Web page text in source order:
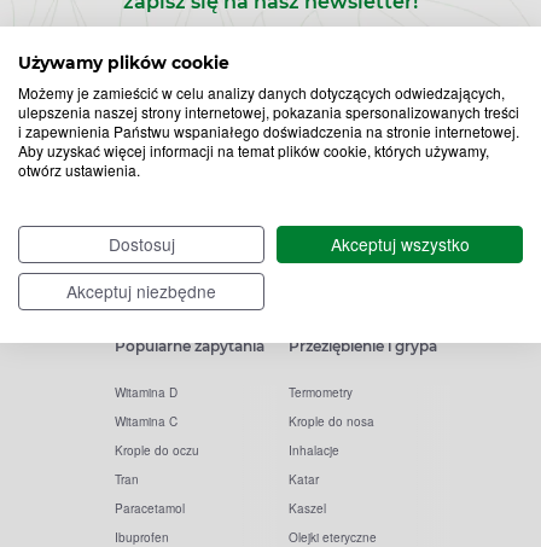
Używamy plików cookie
Możemy je zamieścić w celu analizy danych dotyczących odwiedzających,
ulepszenia naszej strony internetowej, pokazania spersonalizowanych treści
i zapewnienia Państwu wspaniałego doświadczenia na stronie internetowej.
Aby uzyskać więcej informacji na temat plików cookie, których używamy,
otwórz ustawienia.
Dostosuj
Akceptuj wszystko
Akceptuj niezbędne
Zapisz
do
newslettera
Chcę otrzymywać newsletter Apteline* rozwiń>
Popularne zapytania
Witamina D
Witamina C
Krople do oczu
Tran
Paracetamol
Ibuprofen
Przeziębienie i grypa
Termometry
Krople do nosa
Inhalacje
Katar
Kaszel
Olejki eteryczne